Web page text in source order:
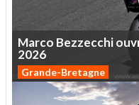
Marco Bezzecchi
2026
Grande-Bretagne